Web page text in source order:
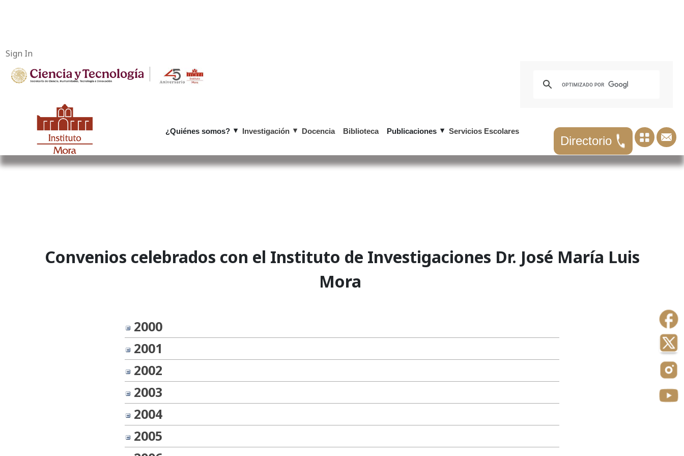
Sign In
|
¿Quiénes somos? Investigación Docencia Biblioteca Publicaciones Servicios Escolares
Directorio
Convenios celebrados con el Instituto de Investigaciones Dr. José María Luis
Mora ​​​
2000
2001
2002
2003
2004
2005